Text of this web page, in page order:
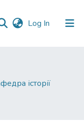
Log In (current)
історії